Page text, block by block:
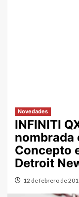
Novedades
INFINITI
nombrada
Concepto
Detroit
12 de febrero de